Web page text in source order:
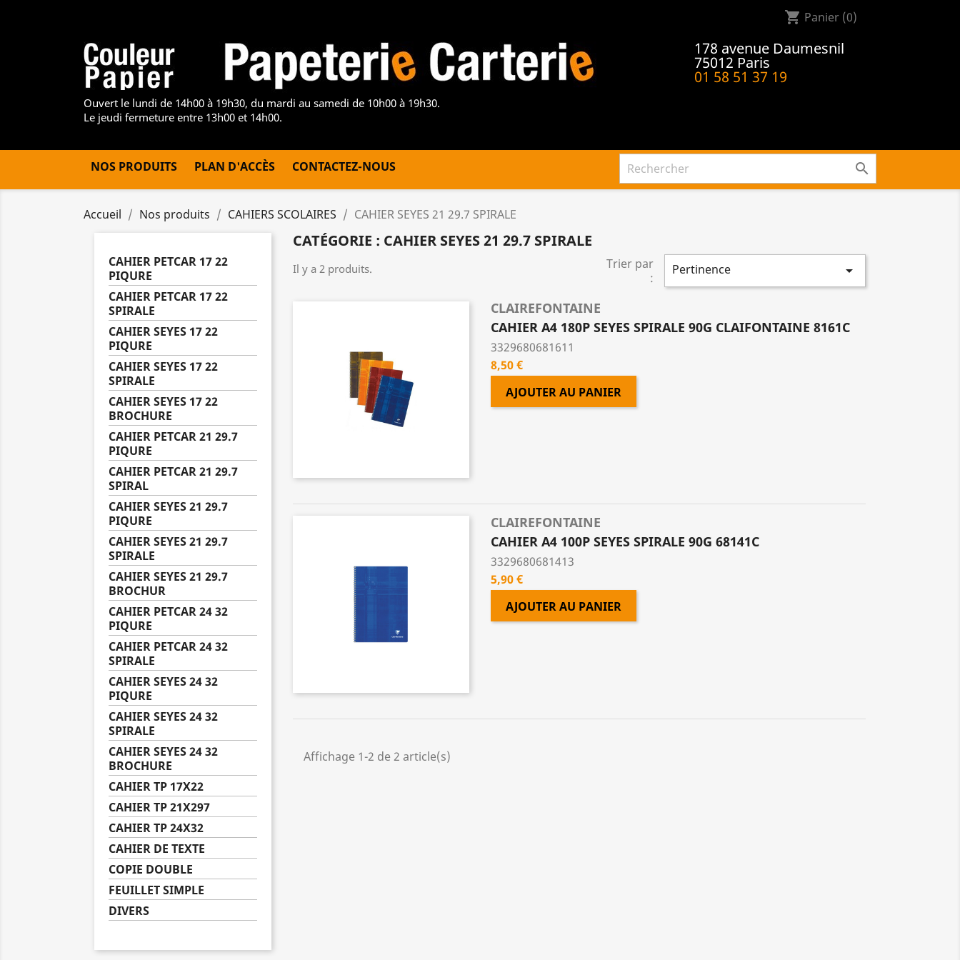
shopping_cart Panier (0)
178 avenue Daumesnil
75012 Paris
01 58 51 37 19
Ouvert le lundi de 14h00 à 19h30, du mardi au samedi de 10h00 à 19h30.
Le jeudi fermeture entre 13h00 et 14h00.
NOS PRODUITS PLAN D'ACCÈS CONTACTEZ-NOUS 
Accueil Nos produits CAHIERS SCOLAIRES CAHIER SEYES 21 29.7 SPIRALE
CAHIER PETCAR 17 22
PIQURE
CAHIER PETCAR 17 22
SPIRALE
CAHIER SEYES 17 22
PIQURE
CAHIER SEYES 17 22
SPIRALE
CAHIER SEYES 17 22
BROCHURE
CAHIER PETCAR 21 29.7
PIQURE
CAHIER PETCAR 21 29.7
SPIRAL
CAHIER SEYES 21 29.7
PIQURE
CAHIER SEYES 21 29.7
SPIRALE
CAHIER SEYES 21 29.7
BROCHUR
CAHIER PETCAR 24 32
PIQURE
CAHIER PETCAR 24 32
SPIRALE
CAHIER SEYES 24 32
PIQURE
CAHIER SEYES 24 32
SPIRALE
CAHIER SEYES 24 32
BROCHURE
CAHIER TP 17X22
CAHIER TP 21X297
CAHIER TP 24X32
CAHIER DE TEXTE
COPIE DOUBLE
FEUILLET SIMPLE
DIVERS
CATÉGORIE : CAHIER SEYES 21 29.7 SPIRALE
Il y a 2 produits.
Trier par
:
Pertinence 
CLAIREFONTAINE
CAHIER A4 180P SEYES SPIRALE 90G CLAIFONTAINE 8161C
3329680681611
Prix
8,50 €
AJOUTER AU PANIER
CLAIREFONTAINE
CAHIER A4 100P SEYES SPIRALE 90G 68141C
3329680681413
Prix
5,90 €
AJOUTER AU PANIER
Affichage 1-2 de 2 article(s)